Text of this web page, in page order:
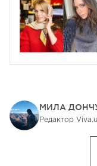
МИЛА
Редактор